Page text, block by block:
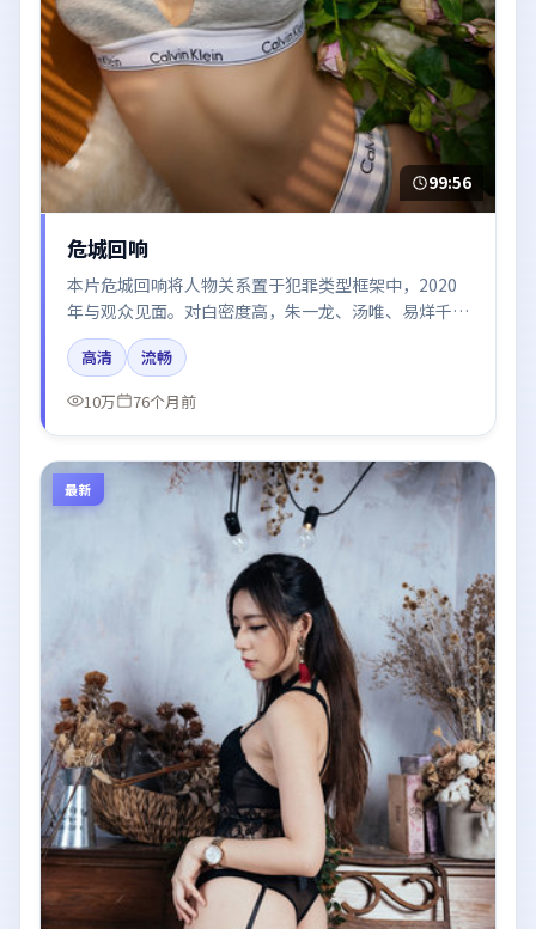
99:56
危城回响
本片危城回响将人物关系置于犯罪类型框架中，2020
年与观众见面。对白密度高，朱一龙、汤唯、易烊千玺
的台词节奏值得关注；整体气质偏泰国都市与冷色调摄
影。
高清
流畅
10万
76个月前
最新